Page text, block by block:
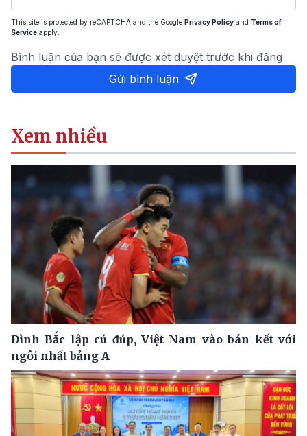
This site is protected by reCAPTCHA and the Google Privacy Policy and Terms of
Service apply.
Bình luận của bạn sẽ được xét duyệt trước khi đăng
Gửi bình luận
Xem nhiều
Đình Bắc lập cú đúp, Việt Nam vào bán kết với
ngôi nhất bảng A